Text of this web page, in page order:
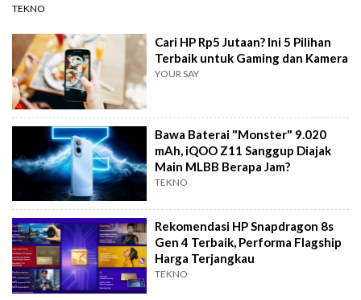
TEKNO
Cari HP Rp5 Jutaan? Ini 5 Pilihan
Terbaik untuk Gaming dan Kamera
YOUR SAY
Bawa Baterai "Monster" 9.020
mAh, iQOO Z11 Sanggup Diajak
Main MLBB Berapa Jam?
TEKNO
Rekomendasi HP Snapdragon 8s
Gen 4 Terbaik, Performa Flagship
Harga Terjangkau
TEKNO